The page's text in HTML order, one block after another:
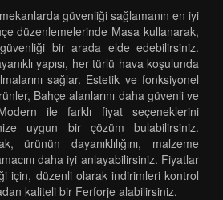
güvenliği sağlamanın en iyi
düzenlemelerinde Masa kullanarak,
bir arada elde edebilirsiniz.
yapısı, her türlü hava koşulunda
sağlar. Estetik ve fonksiyonel
Bahçe alanlarını daha güvenli ve
ile farklı fiyat seçeneklerini
uygun bir çözüm bulabilirsiniz.
ürünün dayanıklılığını, malzeme
daha iyi anlayabilirsiniz. Fiyatlar
için, düzenli olarak indirimleri kontrol
kaliteli bir Ferforje alabilirsiniz.